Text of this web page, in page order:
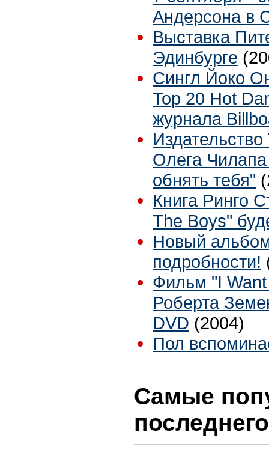
Андерсона в
Выставка
Эдинбурге
Сингл Йоко
Top 20 Hot
журнала
Олега
обнять тебя"
Книга Ринго
The Boys"
Новый
подробности!
Фильм "I Want
Роберта
DVD (2004)
Пол
Самые